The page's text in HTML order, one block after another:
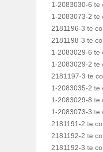
1-2083030-6
1-2083073-2
2181196-3 te
2181198-3 te
1-2083029-6
1-2083029-2 te
2181197-3 te
1-2083035-2
1-2083029-8
1-2083073-3
2181191-2 te
2181192-2 te
2181192-3 te